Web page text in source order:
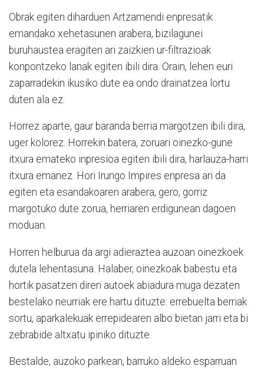
Obrak egiten diharduen Artzamendi enpresatik
emandako xehetasunen arabera, bizilagunei
buruhaustea eragiten ari zaizkien ur-filtrazioak
konpontzeko lanak egiten ibili dira. Orain, lehen euri
zaparradekin ikusiko dute ea ondo drainatzea lortu
duten ala ez.
Horrez aparte, gaur baranda berria margotzen ibili dira,
uger kolorez. Horrekin batera, zoruari oinezko-gune
itxura emateko inpresioa egiten ibili dira, harlauza-harri
itxura emanez. Hori Irungo Impires enpresa ari da
egiten eta esandakoaren arabera, gero, gorriz
margotuko dute zorua, herriaren erdigunean dagoen
moduan.
Horren helburua da argi adieraztea auzoan oinezkoek
dutela lehentasuna. Halaber, oinezkoak babestu eta
hortik pasatzen diren autoek abiadura muga dezaten
bestelako neurriak ere hartu dituzte: errebuelta berriak
sortu, aparkalekuak errepidearen albo bietan jarri eta bi
zebrabide altxatu ipiniko dituzte.
Bestalde, auzoko parkean, barruko aldeko esparruan